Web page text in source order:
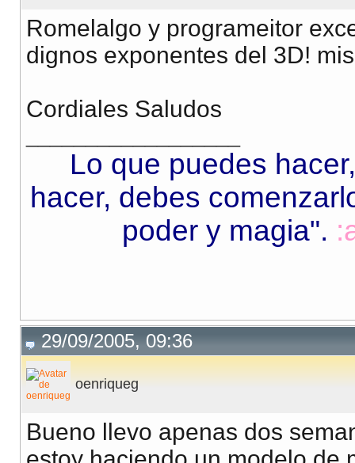
Romelalgo y programeitor
dignos exponentes del 3D!
Cordiales Saludos
Lo que puedes
hacer, debes
poder y magia".
29/09/2005, 09:36
oenriqueg
Bueno llevo apenas dos